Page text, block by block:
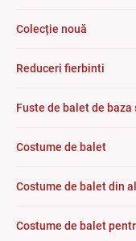
Colecție nouă
Reduceri fierbinti
Fuste de balet de
Costume de balet
Costume de balet din
Costume de balet